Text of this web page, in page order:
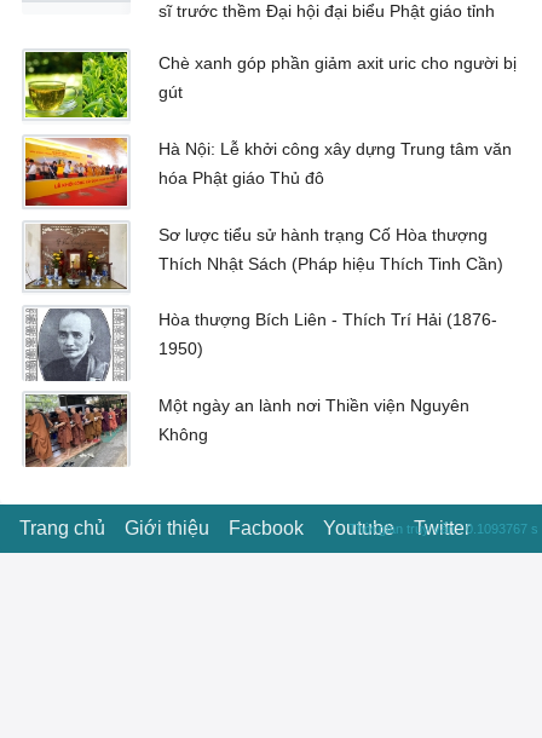
sĩ trước thềm Đại hội đại biểu Phật giáo tỉnh
Chè xanh góp phần giảm axit uric cho người bị
gút
Hà Nội: Lễ khởi công xây dựng Trung tâm văn
hóa Phật giáo Thủ đô
Sơ lược tiểu sử hành trạng Cố Hòa thượng
Thích Nhật Sách (Pháp hiệu Thích Tinh Cần)
Hòa thượng Bích Liên - Thích Trí Hải (1876-
1950)
Một ngày an lành nơi Thiền viện Nguyên
Không
Trang chủ Giới thiệu Facbook Youtube Twitter
Thời gian truy vấn : 0.1093767 s